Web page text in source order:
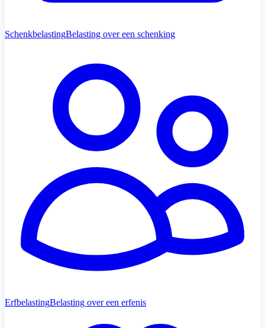
SchenkbelastingBelasting over een schenking
ErfbelastingBelasting over een erfenis